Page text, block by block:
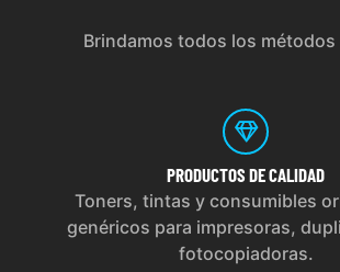
Brindamos todos los métodos
PRODUCTOS DE CALIDAD
Toners, tintas y consumibles
genéricos para impresoras,
fotocopiadoras.